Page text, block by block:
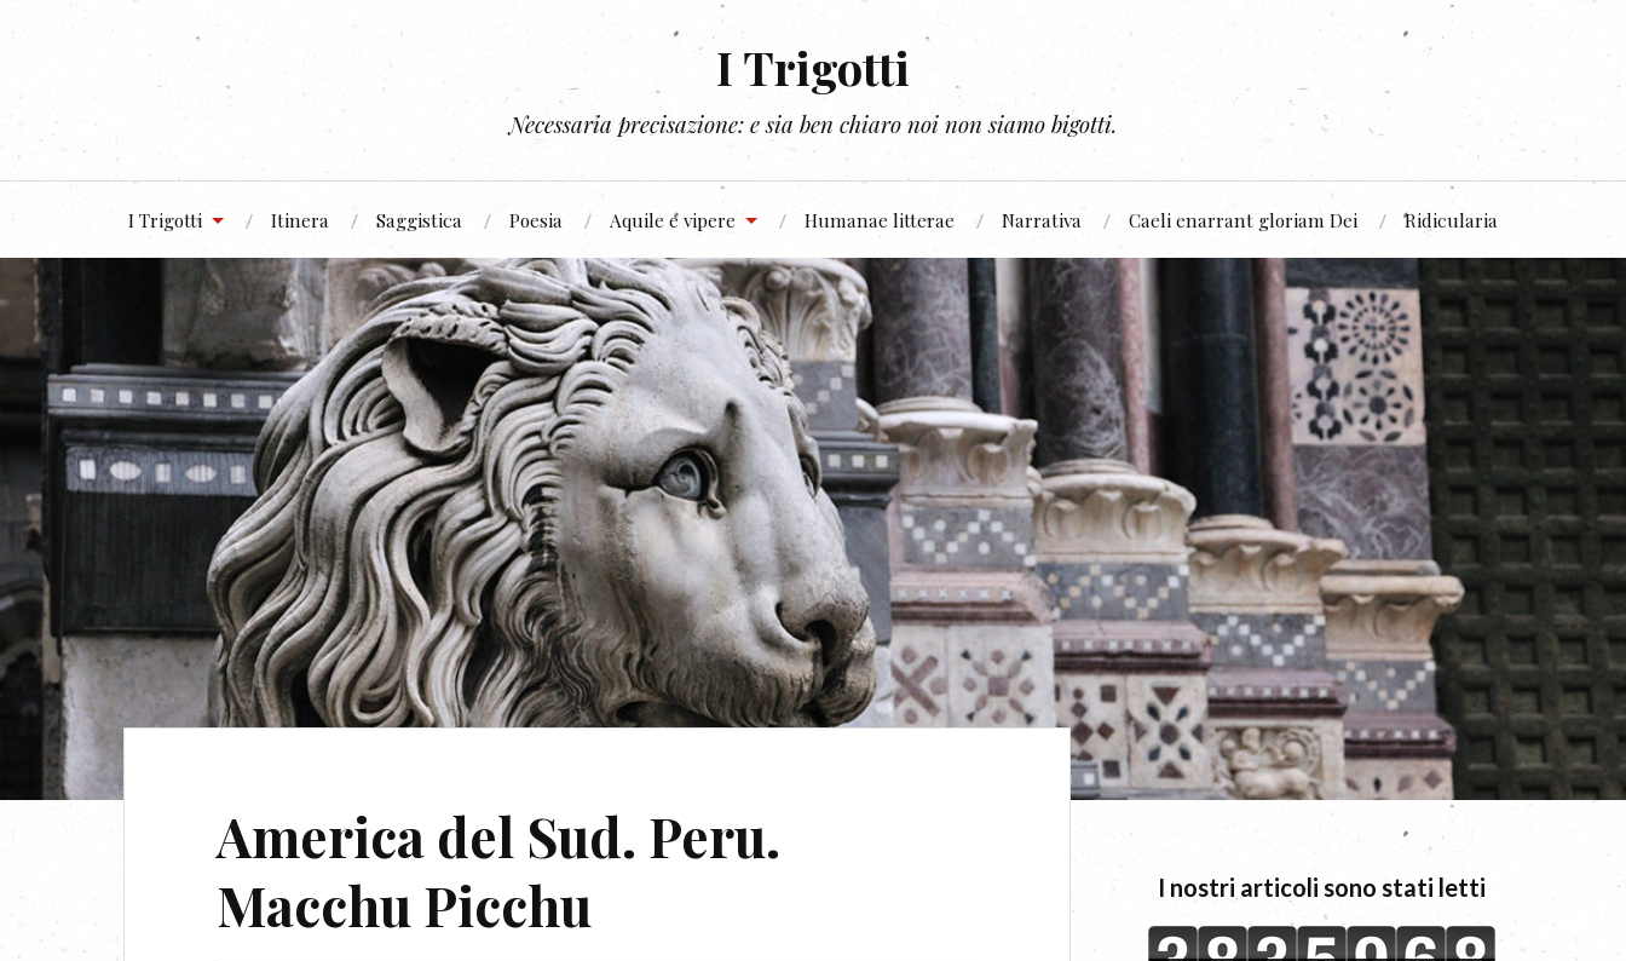
I Trigotti
Necessaria precisazione: e sia ben chiaro noi non siamo bigotti.
I Trigotti Itinera Saggistica Poesia Aquile e vipere Humanae litterae Narrativa Caeli enarrant gloriam Dei Ridicularia
America del Sud. Peru.
Macchu Picchu
I nostri articoli sono stati letti